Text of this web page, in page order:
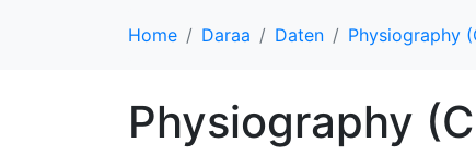
Home Daraa Daten Physiography
Physiography